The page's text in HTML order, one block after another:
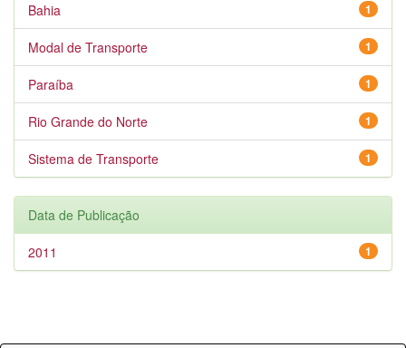
1
Bahia
1
Modal de Transporte
1
Paraíba
1
Rio Grande do Norte
1
Sistema de Transporte
Data de Publicação
1
2011